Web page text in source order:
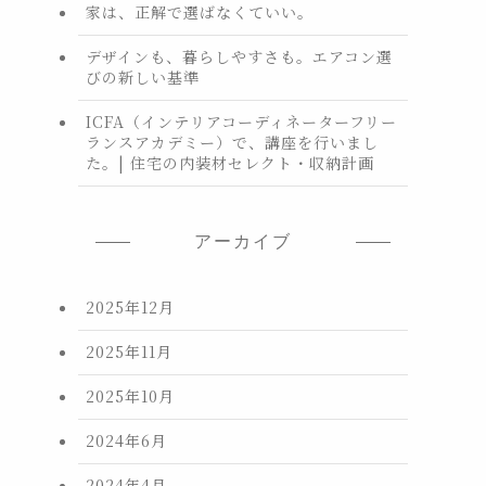
家は、正解で選ばなくていい。
デザインも、暮らしやすさも。エアコン選
びの新しい基準
ICFA（インテリアコーディネーターフリー
ランスアカデミー）で、講座を行いまし
た。| 住宅の内装材セレクト・収納計画
アーカイブ
2025年12月
2025年11月
2025年10月
2024年6月